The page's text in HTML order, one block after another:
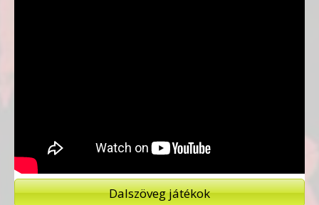
Dalszöveg játékok